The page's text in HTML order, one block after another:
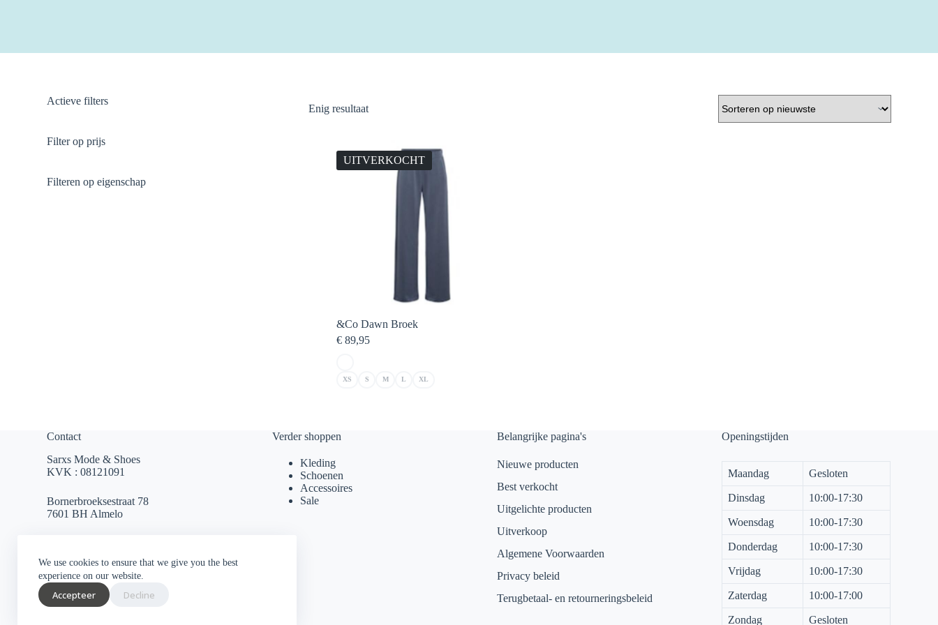
We use cookies to ensure that we give you the best
experience on our website.
Accepteer Decline
Enig resultaat
UITVERKOCHT
&Co Dawn Broek
€ 89,95
XS S M L XL
Actieve filters
Filter op prijs
Filteren op eigenschap
Contact
Sarxs Mode & Shoes
KVK : 08121091
Bornerbroeksestraat 78
7601 BH Almelo
0546 812 230
Socials
Verder shoppen
Kleding
Schoenen
Accessoires
Sale
Belangrijke pagina's
Nieuwe producten
Best verkocht
Uitgelichte producten
Uitverkoop
Algemene Voorwaarden
Privacy beleid
Terugbetaal- en retourneringsbeleid
Openingstijden
Maandag Gesloten
Dinsdag 10:00-17:30
Woensdag 10:00-17:30
Donderdag 10:00-17:30
Vrijdag 10:00-17:30
Zaterdag 10:00-17:00
Zondag Gesloten